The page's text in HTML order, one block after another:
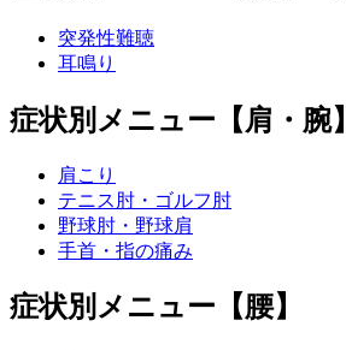
突発性難聴
耳鳴り
症状別メニュー【肩・腕】
肩こり
テニス肘・ゴルフ肘
野球肘・野球肩
手首・指の痛み
症状別メニュー【腰】